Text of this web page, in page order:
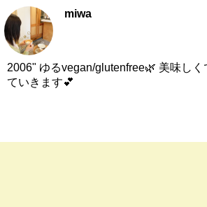
miwa
2006" ゆるvegan/glutenfree🌿 美味し
ていきます💕